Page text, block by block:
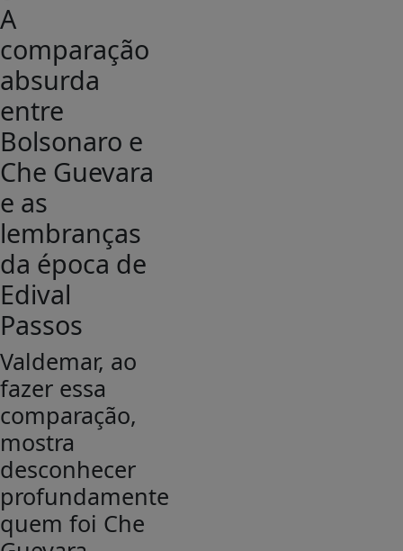
A
comparação
absurda
entre
Bolsonaro e
Che Guevara
e as
lembranças
da época de
Edival
Passos
Valdemar, ao
fazer essa
comparação,
mostra
desconhecer
profundamente
quem foi Che